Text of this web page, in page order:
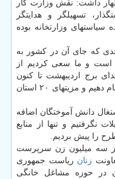
داشت: نقش وزارت كار
تسهیلگر و هدایتگر
سیاستهای وزارتخانه بوده
كه جای آن در كشور به
و ما سعی كردیم از
برج اردیبهشت تا كنون
زیرساختها را آماده و مكاتبات لازم را انجام دهیم و مزیتهای ۲۰ استان
دانش آموختگان اضافه
نگرفتیم و تنها از منابع
را پیش بردیم.
از سه میلیون زن سرپرست
زنان ریاست جمهوری
از این زنان در حوزه مشاغل خانگی